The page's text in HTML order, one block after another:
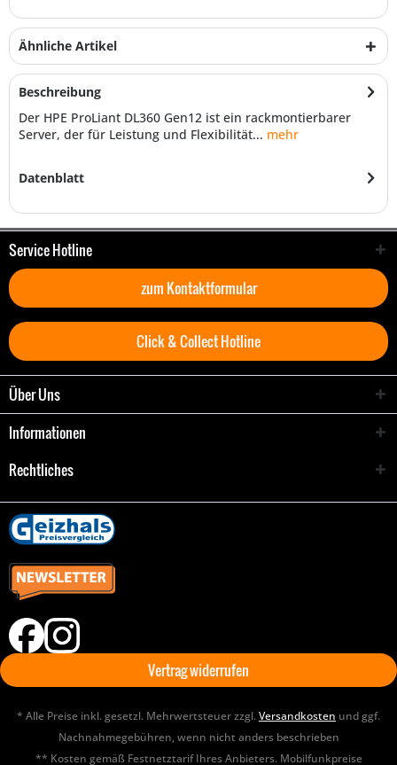
Ähnliche Artikel
Beschreibung
Der HPE ProLiant DL360 Gen12 ist ein rackmontierbarer
Server, der für Leistung und Flexibilität... mehr
Datenblatt
Service Hotline
zum Kontaktformular
Click & Collect Hotline
Über Uns
Informationen
Rechtliches
Vertrag widerrufen
* Alle Preise inkl. gesetzl. Mehrwertsteuer zzgl.Versandkosten und ggf.
Nachnahmegebühren, wenn nicht anders beschrieben
** Kosten gemäß Festnetztarif Ihres Anbieters. Mobilfunkpreise